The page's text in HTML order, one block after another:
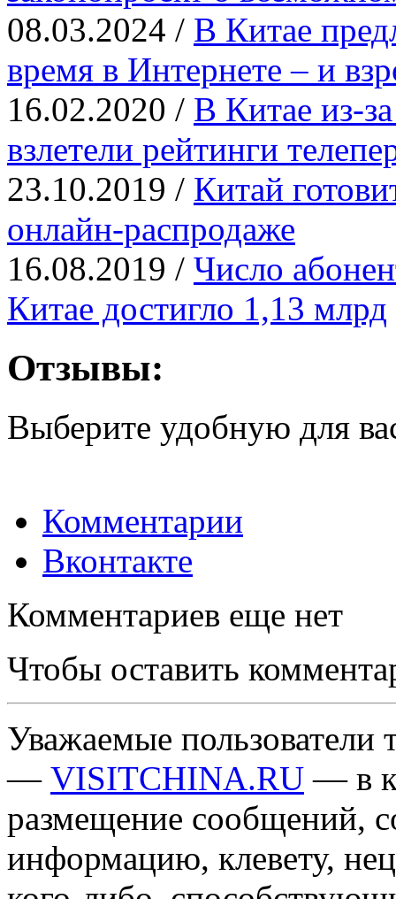
08.03.2024 / В Китае
время в Интернете – и
16.02.2020 / В Китае из-
взлетели рейтинги
23.10.2019 / Китай
онлайн-распродаже
16.08.2019 / Число
Китае достигло 1,13 млрд
Отзывы:
Выберите удобную для
Комментарии
Вконтакте
Комментариев еще нет
Чтобы оставить
Уважаемые пользователи
— VISITCHINA.RU — в
размещение сообщений,
информацию, клевету,